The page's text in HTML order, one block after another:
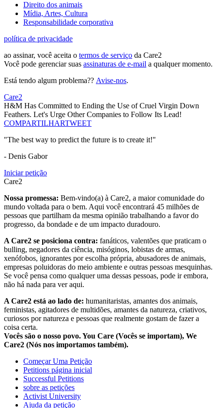
Direito dos animais
Mídia, Artes, Cultura
Responsabilidade corporativa
política de privacidade
ao assinar, você aceita o termos de serviço da Care2
Você pode gerenciar suas assinaturas de e-mail a qualquer momento.
Está tendo algum problema?? Avise-nos.
Care2
H&M Has Committed to Ending the Use of Cruel Virgin Down
Feathers. Let's Urge Other Companies to Follow Its Lead!
COMPARTILHARTWEET
"The best way to predict the future is to create it!"
- Denis Gabor
Iniciar petição
Care2
Nossa promessa: Bem-vindo(a) à Care2, a maior comunidade do
mundo voltada para o bem. Aqui você encontrará 45 milhões de
pessoas que partilham da mesma opinião trabalhando a favor do
progresso, da bondade e de um impacto duradouro.
A Care2 se posiciona contra: fanáticos, valentões que praticam o
bulling, negadores da ciência, misóginos, lobistas de armas,
xenófobos, ignorantes por escolha própria, abusadores de animais,
empresas poluidoras do meio ambiente e outras pessoas mesquinhas.
Se você pensa como qualquer uma dessas pessoas, pode ir embora,
não há nada para ver aqui.
A Care2 está ao lado de: humanitaristas, amantes dos animais,
feministas, agitadores de multidões, amantes da natureza, criativos,
curiosos por natureza e pessoas que realmente gostam de fazer a
coisa certa.
Vocês são o nosso povo. You Care (Vocês se importam), We
Care2 (Nós nos importamos também).
Começar Uma Petição
Petitions página inicial
Successful Petitions
sobre as petições
Activist University
Ajuda da petição